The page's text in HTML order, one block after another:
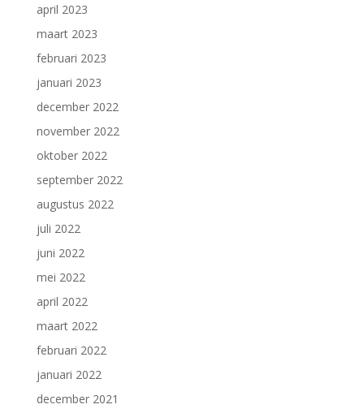
april 2023
maart 2023
februari 2023
januari 2023
december 2022
november 2022
oktober 2022
september 2022
augustus 2022
juli 2022
juni 2022
mei 2022
april 2022
maart 2022
februari 2022
januari 2022
december 2021